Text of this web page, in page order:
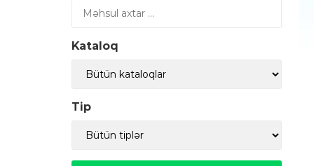
Kataloq
Tip